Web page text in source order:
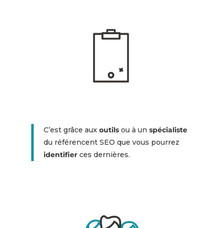
C’est grâce aux outilsou à un spécialiste
du référencent SEO que vous pourrez
identifierces dernières.